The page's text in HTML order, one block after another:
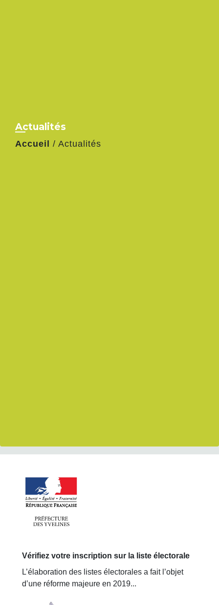
Actualités
Accueil / Actualités
Vérifiez votre inscription sur la liste électorale
L’élaboration des listes électorales a fait l’objet
d’une réforme majeure en 2019...